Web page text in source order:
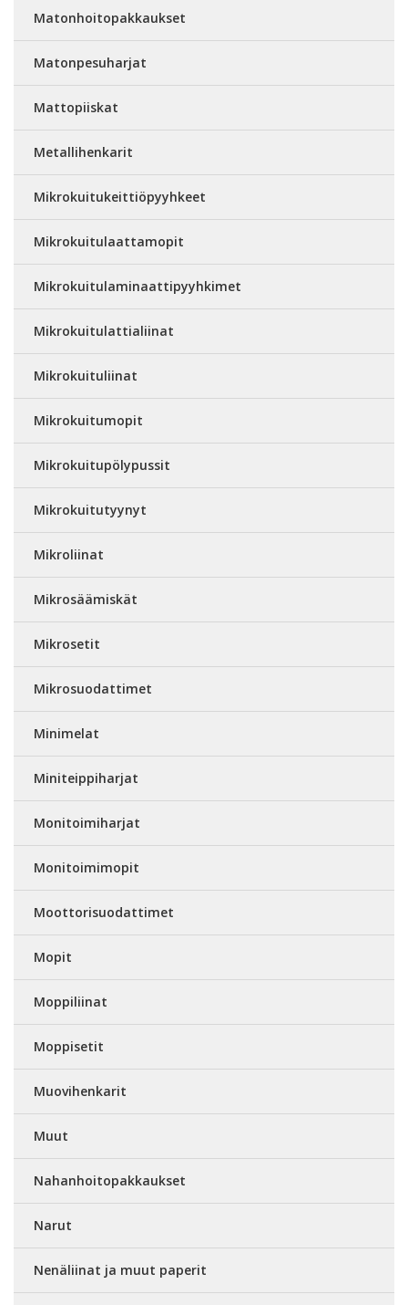
Matonhoitopakkaukset
Matonpesuharjat
Mattopiiskat
Metallihenkarit
Mikrokuitukeittiöpyyhkeet
Mikrokuitulaattamopit
Mikrokuitulaminaattipyyhkimet
Mikrokuitulattialiinat
Mikrokuituliinat
Mikrokuitumopit
Mikrokuitupölypussit
Mikrokuitutyynyt
Mikroliinat
Mikrosäämiskät
Mikrosetit
Mikrosuodattimet
Minimelat
Miniteippiharjat
Monitoimiharjat
Monitoimimopit
Moottorisuodattimet
Mopit
Moppiliinat
Moppisetit
Muovihenkarit
Muut
Nahanhoitopakkaukset
Narut
Nenäliinat ja muut paperit